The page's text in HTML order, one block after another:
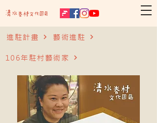
進駐計畫 藝術進駐
106年駐村藝術家